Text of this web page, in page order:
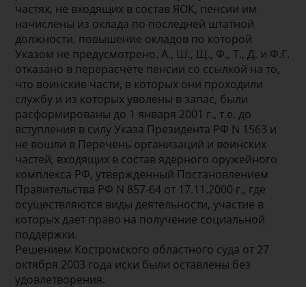
частях, не входящих в состав ЯОК, пенсии им
начислены из оклада по последней штатной
должности, повышение окладов по которой
Указом не предусмотрено. А., Ш., Щ., Ф., Т., Д. и Ф.Г.
отказано в перерасчете пенсии со ссылкой на то,
что воинские части, в которых они проходили
службу и из которых уволены в запас, были
расформированы до 1 января 2001 г., т.е. до
вступления в силу Указа Президента РФ N 1563 и
не вошли в Перечень организаций и воинских
частей, входящих в состав ядерного оружейного
комплекса РФ, утвержденный Постановлением
Правительства РФ N 857-64 от 17.11.2000 г., где
осуществляются виды деятельности, участие в
которых дает право на получение социальной
поддержки.
Решением Костромского областного суда от 27
октября 2003 года иски были оставлены без
удовлетворения.